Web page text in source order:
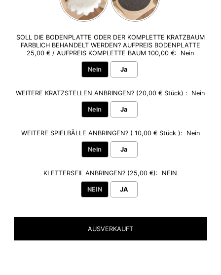
SOLL DIE BODENPLATTE ODER DER KOMPLETTE KRATZBAUM
FARBLICH BEHANDELT WERDEN? AUFPREIS BODENPLATTE
25,00 € / AUFPREIS KOMPLETTE BAUM 100,00 €:
Nein
Nein Ja
WEITERE KRATZSTELLEN ANBRINGEN? (20,00 € Stück) : Nein
Nein Ja
WEITERE SPIELBÄLLE ANBRINGEN? ( 10,00 € Stück ): Nein
Nein Ja
KLETTERSEIL ANBRINGEN? (25,00 €): NEIN
NEIN JA
Selection will addto the price